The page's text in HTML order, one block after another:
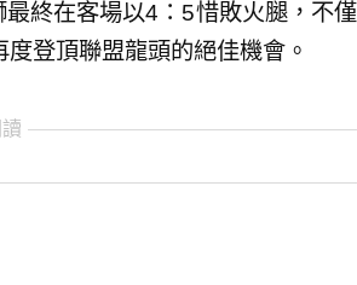
終在客場以4：5惜敗火腿，不僅
登頂聯盟龍頭的絕佳機會。